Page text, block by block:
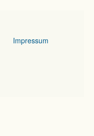
Impressum